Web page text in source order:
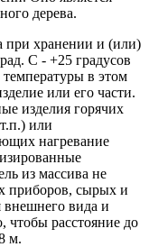
дерева.
при хранении и (или)
С - +25 градусов
в этом
или его части.
изделия горячих
или
нагревание
из массива не
приборов, сырых и
внешнего вида и
чтобы расстояние до
м.